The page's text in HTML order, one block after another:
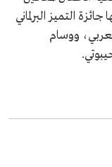
التميز البرلماني
ووسام